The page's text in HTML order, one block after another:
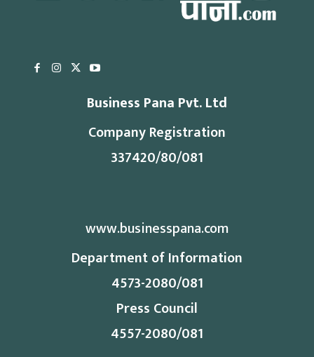
Business Pana Pvt. Ltd
Company Registration
337420/80/081
www.businesspana.com
Department of Information
4573-2080/081
Press Council
4557-2080/081